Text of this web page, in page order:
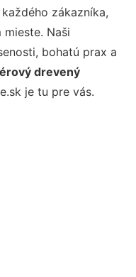
zákazníka,
Naši
bohatú prax a
drevený
je tu pre vás.